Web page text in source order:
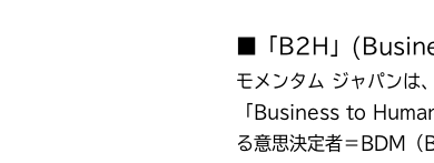
■「B2H」
モメンタム ジャパンは
「Business to Human
る意思決定者＝BDM